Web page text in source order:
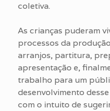
coletiva.
As crianças puderam
processos da
arranjos, partitura,
apresentação e,
trabalho para um
desenvolvimento
com o intuito de